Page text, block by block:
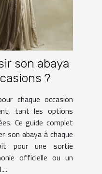
son abaya
?
chaque occasion
tant les options
Ce guide complet
son abaya à chaque
pour une sortie
officielle ou un